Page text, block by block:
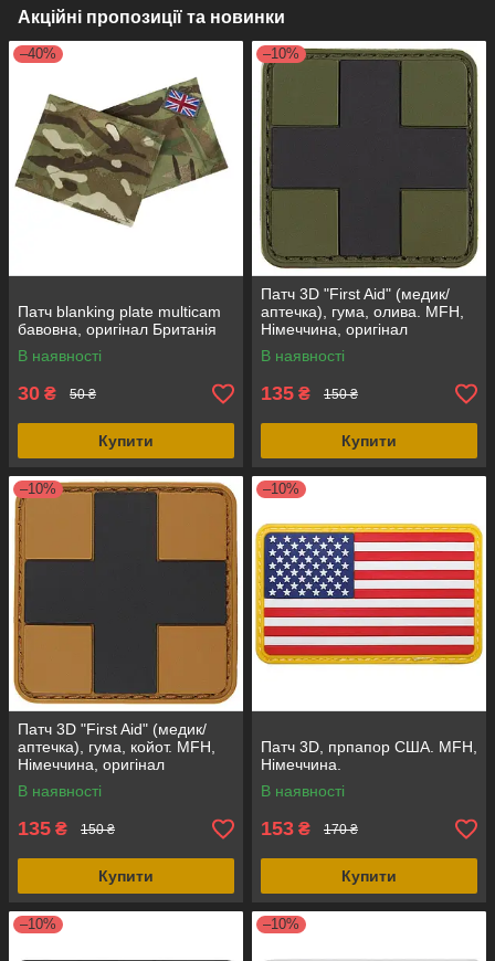
Акційні пропозиції та новинки
–40%
Патч blanking plate multicam
бавовна, оригінал Британія
В наявності
30 ₴ 50 ₴
Купити
–10%
Патч 3D "First Aid" (медик/
аптечка), гума, олива. MFH,
Німеччина, оригінал
В наявності
135 ₴ 150 ₴
Купити
–10%
Патч 3D "First Aid" (медик/
аптечка), гума, койот. MFH,
Німеччина, оригінал
В наявності
135 ₴ 150 ₴
Купити
–10%
Патч 3D, прпапор США. MFH,
Німеччина.
В наявності
153 ₴ 170 ₴
Купити
–10% –10%